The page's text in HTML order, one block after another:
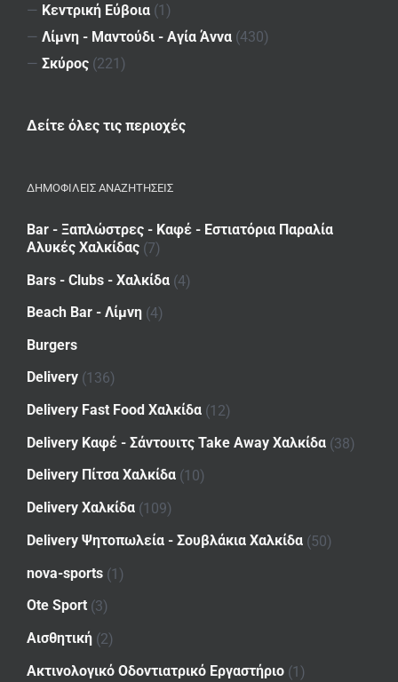
— Κεντρική Εύβοια (1)
— Λίμνη - Μαντούδι - Αγία Άννα (430)
— Σκύρος (221)
Δείτε όλες τις περιοχές
ΔΗΜΟΦΙΛΕΙΣ ΑΝΑΖΗΤΗΣΕΙΣ
Bar - Ξαπλώστρες - Καφέ - Εστιατόρια Παραλία
Αλυκές Χαλκίδας (7)
Bars - Clubs - Χαλκίδα (4)
Beach Bar - Λίμνη (4)
Burgers
Delivery (136)
Delivery Fast Food Χαλκίδα (12)
Delivery Καφέ - Σάντουιτς Take Away Χαλκίδα (38)
Delivery Πίτσα Χαλκίδα (10)
Delivery Χαλκίδα (109)
Delivery Ψητοπωλεία - Σουβλάκια Χαλκίδα (50)
nova-sports (1)
Ote Sport (3)
Αισθητική (2)
Ακτινολογικό Οδοντιατρικό Εργαστήριο (1)